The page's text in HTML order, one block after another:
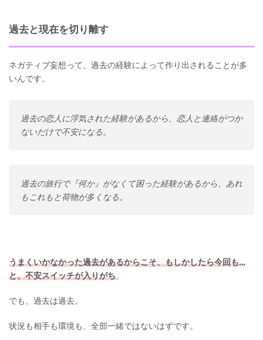
過去と現在を切り離す
ネガティブ妄想って、過去の経験によって作り出されることが多
いんです。
過去の恋人に浮気された経験があるから、恋人と連絡がつか
ないだけで不安になる。
過去の旅行で『何か』がなくて困った経験があるから、あれ
もこれもと荷物が多くなる。
うまくいかなかった過去があるからこそ、もしかしたら今回も…
と、不安スイッチが入りがち。
でも、過去は過去。
状況も相手も環境も、全部一緒ではないはずです。